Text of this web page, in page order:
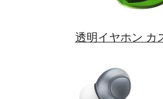
透明イヤホン カ